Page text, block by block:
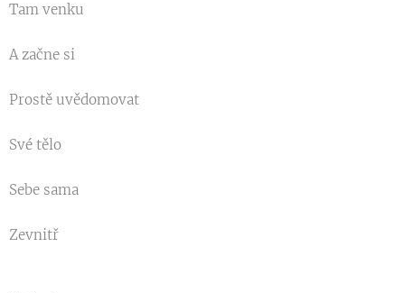
Tam venku
A začne si
Prostě uvědomovat
Své tělo
Sebe sama
Zevnitř